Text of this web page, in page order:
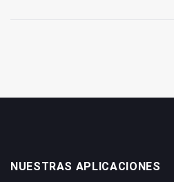
NUESTRAS APLICACIONES